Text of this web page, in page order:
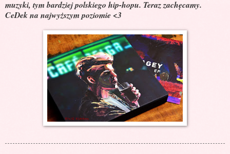
muzyki, tym bardziej polskiego hip-hopu. Teraz zachęcamy.
CeDek na najwyższym poziomie <3